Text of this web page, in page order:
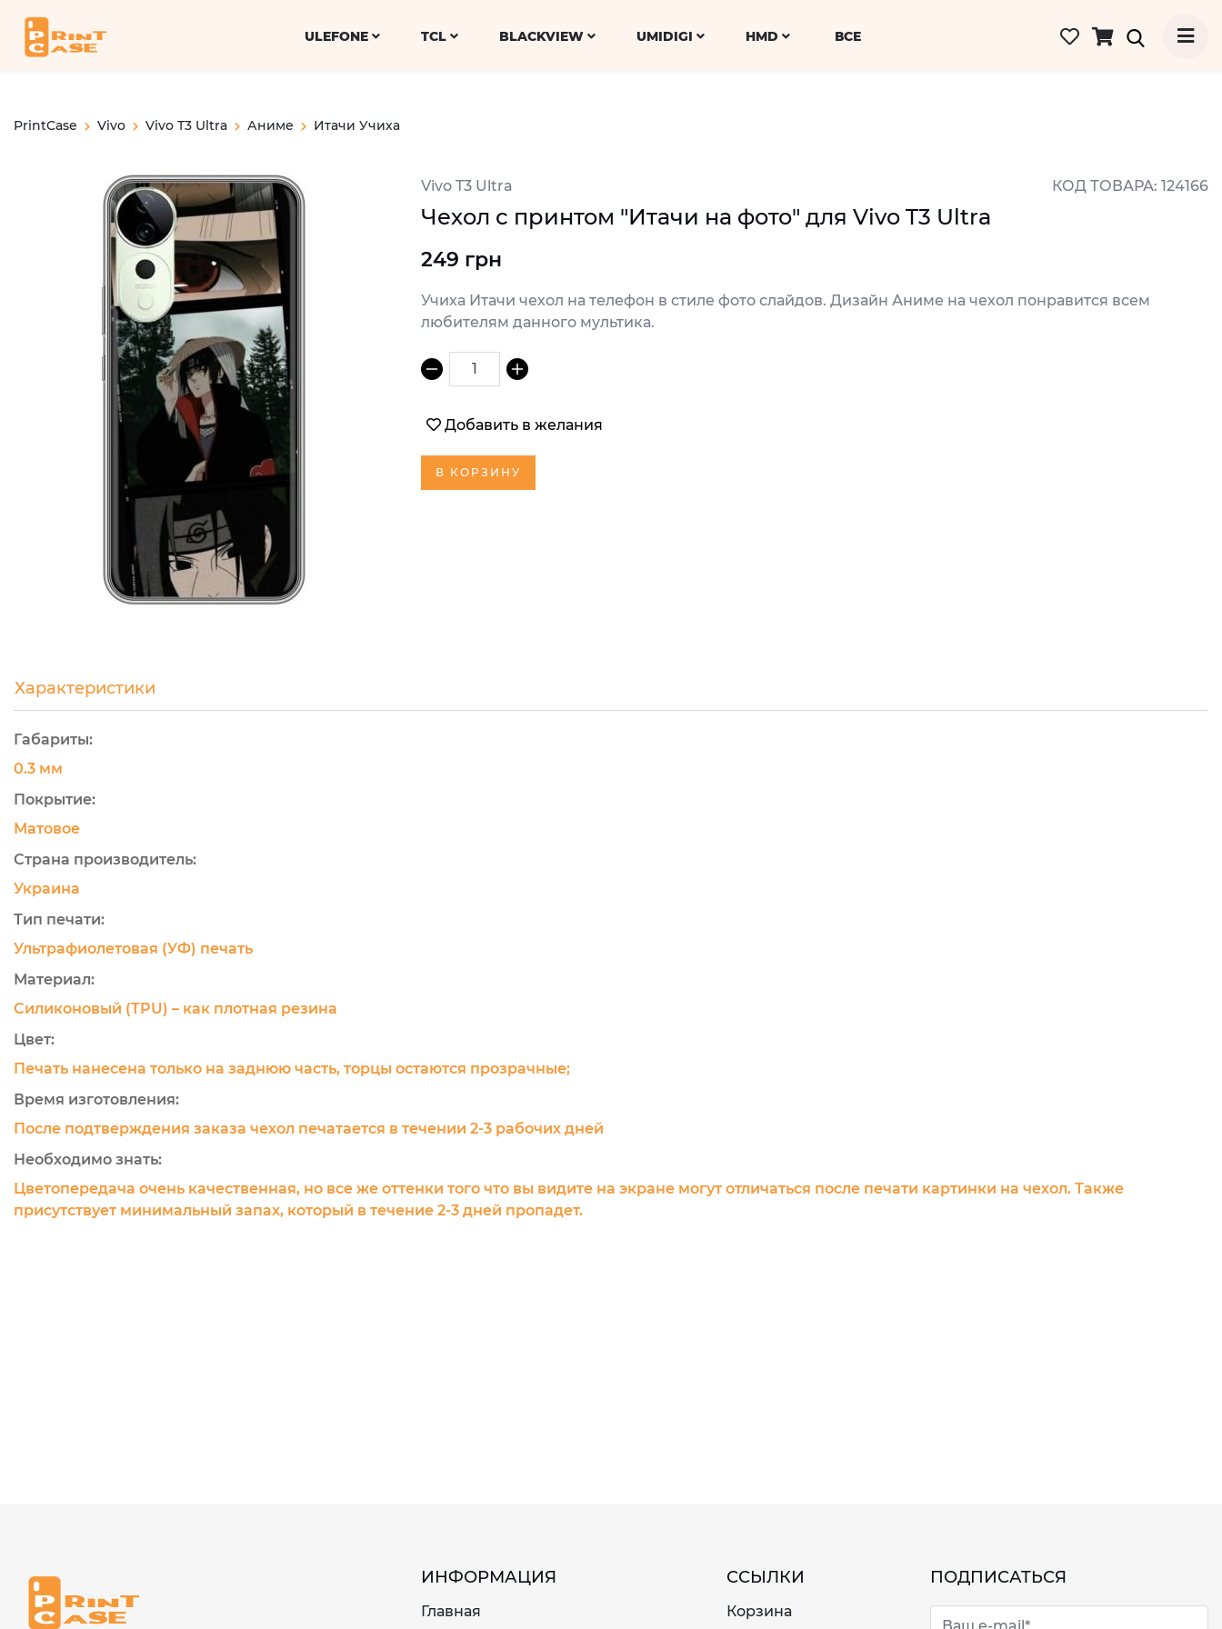
ULEFONE TCL BLACKVIEW UMIDIGI HMD ВСЕ
PrintCase Vivo Vivo T3 Ultra Аниме Итачи Учиха
Vivo T3 Ultra КОД ТОВАРА: 124166
Чехол с принтом "Итачи на фото" для Vivo T3 Ultra
249 грн
Учиха Итачи чехол на телефон в стиле фото слайдов. Дизайн Аниме на чехол понравится всем
любителям данного мультика.
1
Добавить в желания
В КОРЗИНУ
Характеристики
Габариты:
0.3 мм
Покрытие:
Матовое
Страна производитель:
Украина
Тип печати:
Ультрафиолетовая (УФ) печать
Материал:
Силиконовый (TPU) – как плотная резина
Цвет:
Печать нанесена только на заднюю часть, торцы остаются прозрачные;
Время изготовления:
После подтверждения заказа чехол печатается в течении 2-3 рабочих дней
Необходимо знать:
Цветопередача очень качественная, но все же оттенки того что вы видите на экране могут отличаться после печати картинки на чехол. Также
присутствует минимальный запах, который в течение 2-3 дней пропадет.
ИНФОРМАЦИЯ
Главная
ССЫЛКИ
Корзина
ПОДПИСАТЬСЯ